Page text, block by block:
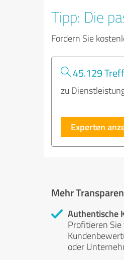
Tipp: Die
Fordern Sie
45.129
zu
Experten
Mehr
Authentische
Profitieren
oder